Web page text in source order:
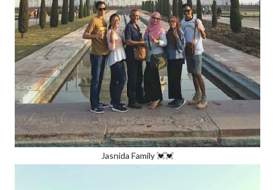
Jasnida Family 💓💓